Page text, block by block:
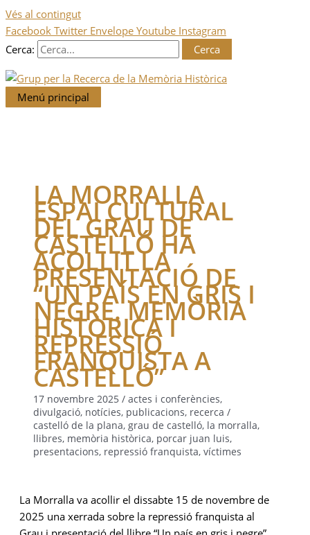
Vés al contingut
Facebook Twitter Envelope Youtube Instagram
Cerca:
Menú principal
LA MORRALLA
ESPAI CULTURAL
DEL GRAU DE
CASTELLÓ HA
ACOLLIT LA
PRESENTACIÓ DE
“UN PAÍS EN GRIS I
NEGRE. MEMÒRIA
HISTÒRICA I
REPRESSIÓ
FRANQUISTA A
CASTELLÓ”
17 novembre 2025 / actes i conferències,
divulgació, notícies, publicacions, recerca /
castelló de la plana, grau de castelló, la morralla,
llibres, memòria històrica, porcar juan luis,
presentacions, repressió franquista, víctimes
La Morralla va acollir el dissabte 15 de novembre de
2025 una xerrada sobre la repressió franquista al